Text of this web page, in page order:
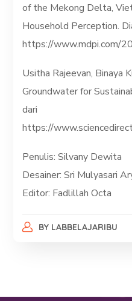
of the Mekong Delta,
Household Perception.
https://www.mdpi.com/
Usitha Rajeevan, Binaya
Groundwater for
dari
https://
Penulis: Silvany Dewita
Desainer: Sri Mulyasari
Editor: Fadlillah Octa
BY LABBELAJARIBU